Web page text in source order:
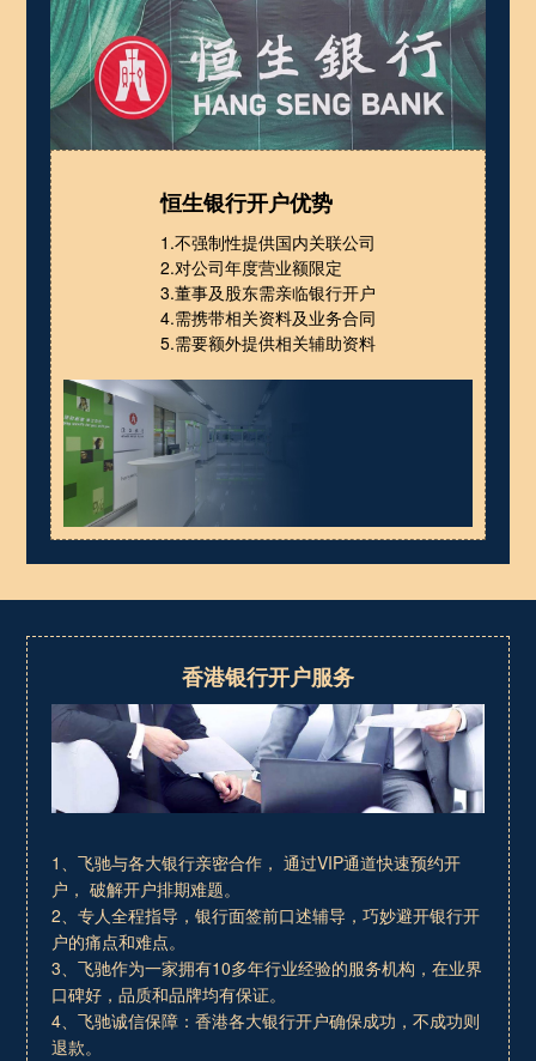
恒生银行开户优势
1.不强制性提供国内关联公司
2.对公司年度营业额限定
3.董事及股东需亲临银行开户
4.需携带相关资料及业务合同
5.需要额外提供相关辅助资料
香港银行开户服务
1、飞驰与各大银行亲密合作， 通过VIP通道快速预约开
户， 破解开户排期难题。
2、专人全程指导，银行面签前口述辅导，巧妙避开银行开
户的痛点和难点。
3、飞驰作为一家拥有10多年行业经验的服务机构，在业界
口碑好，品质和品牌均有保证。
4、飞驰诚信保障：香港各大银行开户确保成功，不成功则
退款。